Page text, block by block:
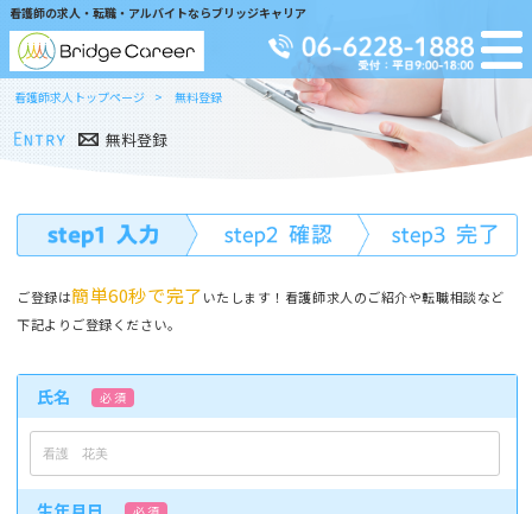
看護師の求人・転職・アルバイトならブリッジキャリア
看護師求人トップページ 無料登録
無料登録
ご登録は簡単60秒で完了いたします！看護師求人のご紹介や転職相談など
下記よりご登録ください。
氏名 必 須